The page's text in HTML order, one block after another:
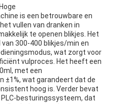
is een betrouwbare en
vullen van dranken in
te openen blikjes. Het
300-400 blikjes/min en
wat zorgt voor
vulproces. Het heeft een
met een
±1%, wat garandeert dat de
hoog is. Verder bevat
besturingssysteem, dat